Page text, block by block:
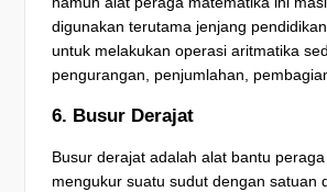
digunakan terutama jenjang
untuk melakukan operasi aritmatika
pengurangan, penjumlahan,
6. Busur Derajat
Busur derajat adalah alat bantu
mengukur suatu sudut dengan satuan